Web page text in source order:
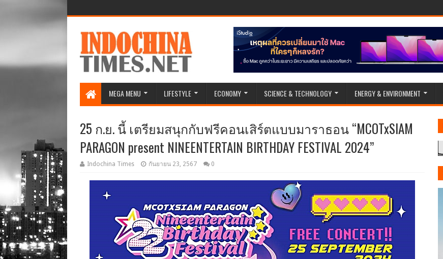
MEGA MENU LIFESTYLE ECONOMY SCIENCE & TECHNOLOGY ENERGY & ENVIRONMENT
25 ก.ย. นี้ เตรียมสนุกกับฟรีคอนเสิร์ตแบบมาราธอน “MCOTxSIAM
PARAGON present NINEENTERTAIN BIRTHDAY FESTIVAL 2024”
Indochina Times กันยายน 23, 2567 0